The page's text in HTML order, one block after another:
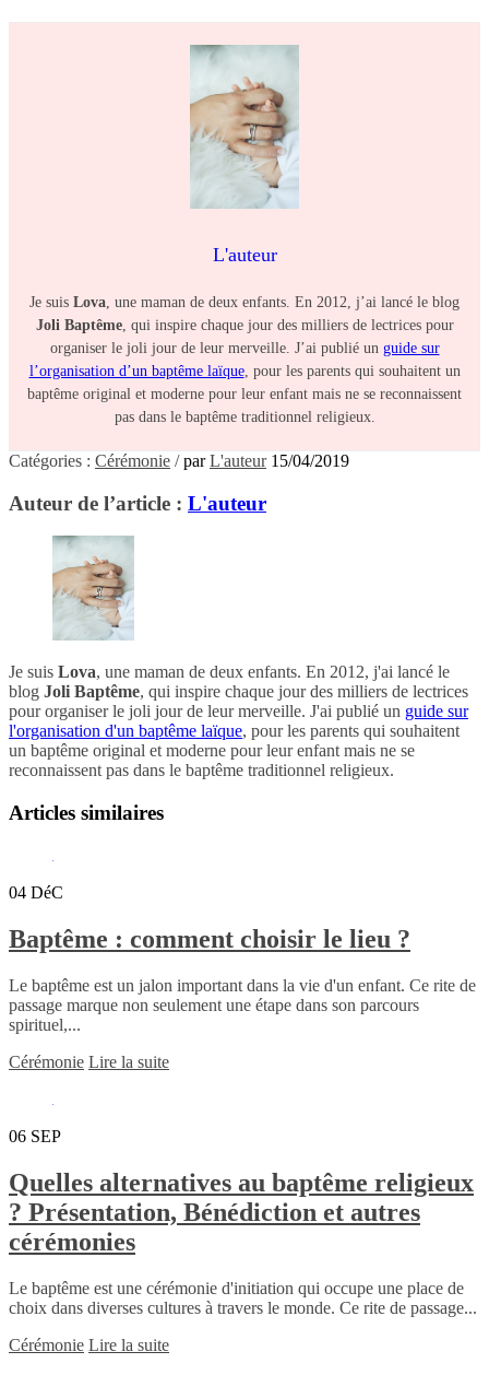
L'auteur
Je suis Lova, une maman de deux enfants. En 2012, j’ai lancé le blog
Joli Baptême, qui inspire chaque jour des milliers de lectrices pour
organiser le joli jour de leur merveille. J’ai publié un guide sur
l’organisation d’un baptême laïque, pour les parents qui souhaitent un
baptême original et moderne pour leur enfant mais ne se reconnaissent
pas dans le baptême traditionnel religieux.
Catégories : Cérémonie /parL'auteur 15/04/2019
Auteur de l’article : L'auteur
Je suis Lova, une maman de deux enfants. En 2012, j'ai lancé le
blog Joli Baptême, qui inspire chaque jour des milliers de lectrices
pour organiser le joli jour de leur merveille. J'ai publié un guide sur
l'organisation d'un baptême laïque, pour les parents qui souhaitent
un baptême original et moderne pour leur enfant mais ne se
reconnaissent pas dans le baptême traditionnel religieux.
Articles similaires
04 DéC
Baptême : comment choisir le lieu ?
Le baptême est un jalon important dans la vie d'un enfant. Ce rite de
passage marque non seulement une étape dans son parcours
spirituel,...
Cérémonie Lire la suite
06 SEP
Quelles alternatives au baptême religieux
? Présentation, Bénédiction et autres
cérémonies
Le baptême est une cérémonie d'initiation qui occupe une place de
choix dans diverses cultures à travers le monde. Ce rite de passage...
Cérémonie Lire la suite